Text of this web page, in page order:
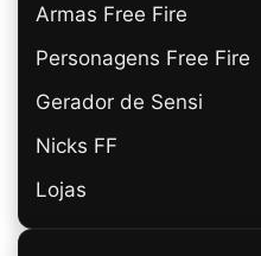
Armas Free Fire
Personagens Free Fire
Gerador de Sensi
Nicks FF
Lojas